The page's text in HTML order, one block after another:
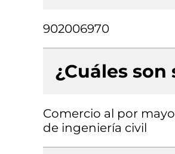
902006970
¿Cuáles
Comercio al por
de ingeniería civil